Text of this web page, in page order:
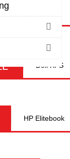
Dell XPS
HP Elitebook